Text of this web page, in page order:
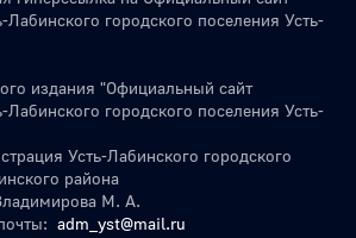
городского поселения Усть-
издания "Официальный сайт
городского поселения Усть-
Усть-Лабинского городского
района
М. А.
adm_yst@mail.ru